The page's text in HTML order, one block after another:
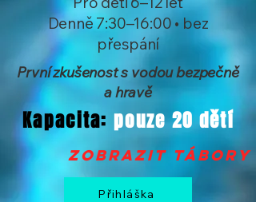
Denně 7:30–16:00 • bez
přespání
První zkušenost s vodou bezpečně
a hravě
Kapacita:pouze 20 dětí
zobrazit tábory
Přihláška